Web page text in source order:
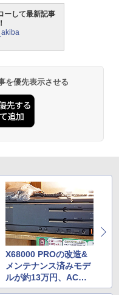
ーして最新記事
を優先表示させる
X68000 PROの改造&
メンテナンス済みモデ
ルが約13万円、ACア
ダプタで動作